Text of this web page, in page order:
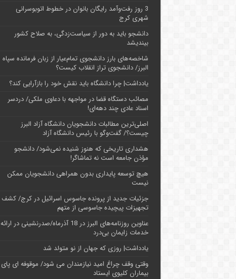
3 روز رفت‌وآمد رایگان بانوان در خطوط اتوبوسرانی
شهری کرج
دانشجو باید به دور از سیاست‌زدگی، به صلاح کشور
بیندیشد
شاخصه‌های بارز دانشجوی تمام‌عیار از زبان فرمانده سپاه
البرز/ دانشجوی تراز انقلاب کیست؟
یادداشت| چرا دانشگاه باید نقش خود را بازآرایی کند؟
مصائب دستگاه قضا در مواجهه با دعاوی ملکی/ دردسر
اسناد عادی چند‌ دهه‌ای!
اصلی‌ترین مطالبات دانشجویان دانشگاه آزاد البرز
چیست؟/ گفت‌وگو با رئیس دانشگاه آز‌اد
هشداری تاریخی که هنوز شنیده نمی‌شود/ دانشجو
مؤذن جامعه است نه تماشاگر!
هیچ توسعه پایداری بدون همراهی دانشجویان ممکن
نیست
جزئیات جدید از پرونده جاسوس اسرائیل در کرج/‌ کشف
تجهیزات پیچیده جاسوسی از متهم
عناوین روزنامه‌های البرز در ‌18 آذرماه/صدرنشینی در ارائه
خدمات زایمان بی‌درد
یادداشت| روزی که جهان از نو متولد شد
وقتی وقف چراغ امید نیازمندان می شود/ موقوفه ای پای
بیماران کلیوی ایستاد